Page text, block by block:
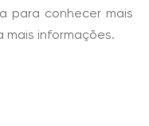
para conhecer mais
informações.